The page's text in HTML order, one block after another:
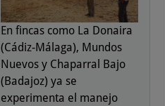
En fincas como La Donaira
(Cádiz-Málaga), Mundos
Nuevos y Chaparral Bajo
(Badajoz) ya se
experimenta el manejo